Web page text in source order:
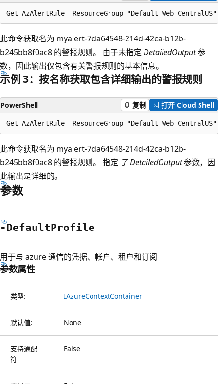
此命令获取名为 myalert-7da64548-214d-42ca-b12b-
b245bb8f0ac8 的警报规则。 由于未指定 DetailedOutput参
数，因此输出仅包含有关警报规则的基本信息。
示例 3：按名称获取包含详细输出的警报规则
PowerShell 复制 打开 Cloud Shell
此命令获取名为 myalert-7da64548-214d-42ca-b12b-
b245bb8f0ac8 的警报规则。 指定 了 DetailedOutput参数，因
此输出是详细的。
参数
-DefaultProfile
用于与 azure 通信的凭据、帐户、租户和订阅
参数属性
类型: IAzureContextContainer
默认值: None
支持通配
符:
False